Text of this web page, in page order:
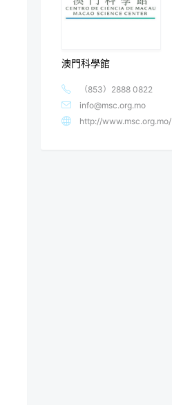
澳門科學館
（853）2888 0822
info@msc.org.mo
http://www.msc.org.mo/